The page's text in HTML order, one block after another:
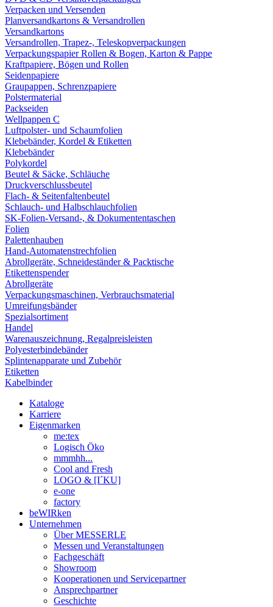
Verpacken und Versenden
Planversandkartons & Versandrollen
Versandkartons
Versandrollen, Trapez-, Teleskopverpackungen
Verpackungspapier Rollen & Bogen, Karton & Pappe
Kraftpapiere, Bögen und Rollen
Seidenpapiere
Graupappen, Schrenzpapiere
Polstermaterial
Packseiden
Wellpappen C
Luftpolster- und Schaumfolien
Klebebänder, Kordel & Etiketten
Klebebänder
Polykordel
Beutel & Säcke, Schläuche
Druckverschlussbeutel
Flach- & Seitenfaltenbeutel
Schlauch- und Halbschlauchfolien
SK-Folien-Versand-, & Dokumententaschen
Folien
Palettenhauben
Hand-Automatenstrechfolien
Abrollgeräte, Schneideständer & Packtische
Etikettenspender
Abrollgeräte
Verpackungsmaschinen, Verbrauchsmaterial
Umreifungsbänder
Spezialsortiment
Handel
Warenauszeichnung, Regalpreisleisten
Polyesterbindebänder
Splintenapparate und Zubehör
Etiketten
Kabelbinder
Kataloge
Karriere
Eigenmarken
me:tex
Logisch Öko
mmmhh...
Cool and Fresh
LOGO & [I´KU]
e-one
factory
beWIRken
Unternehmen
Über MESSERLE
Messen und Veranstaltungen
Fachgeschäft
Showroom
Kooperationen und Servicepartner
Ansprechpartner
Geschichte